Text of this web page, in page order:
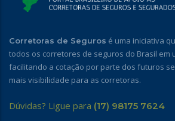
Corretoras de Seguros é uma iniciativa
todos os corretores de seguros do Brasil em
facilitando a cotação por parte dos futuros
mais visibilidade para as corretoras.
Dúvidas? Ligue para (17) 98175 7624